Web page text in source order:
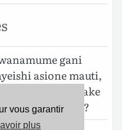
vous garantir
plus
gani
asione mauti,
nafsi yake
wa kuzimu?